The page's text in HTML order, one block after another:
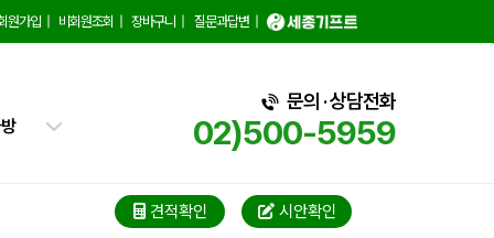
원가입 비회원조회 장바구니 질문과답변
방
문의 · 상담전화
02)500-5959
견적확인 시안확인